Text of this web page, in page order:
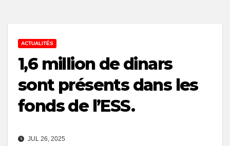
ACTUALITÉS
1,6 million de dinars
sont présents dans les
fonds de l’ESS.
JUL 26, 2025